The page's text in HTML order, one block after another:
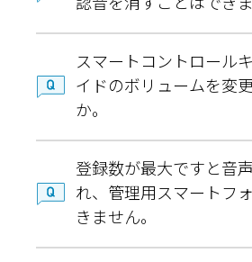
スマートコントロール
イドのボリュームを変
か。
登録数が最大ですと音
れ、管理用スマートフ
きません。